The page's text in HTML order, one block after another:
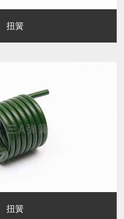
扭簧
扭簧